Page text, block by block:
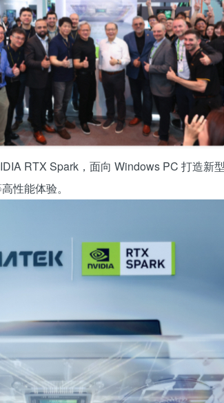
RTX Spark，面向 Windows PC 打造新
性能体验。